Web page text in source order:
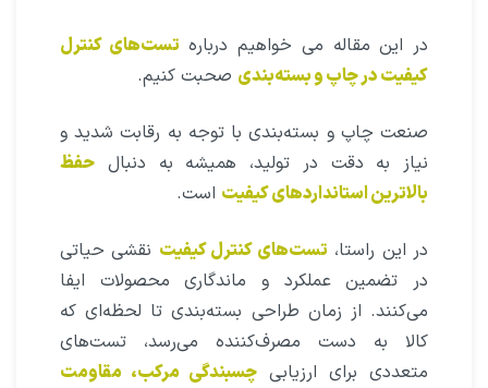
در این مقاله می خواهیم درباره تست‌های کنترل
کیفیت در چاپ و بسته‌بندی صحبت کنیم.
صنعت چاپ و بسته‌بندی با توجه به رقابت شدید و
نیاز به دقت در تولید، همیشه به دنبال حفظ
بالاترین استانداردهای کیفیت است.
در این راستا، تست‌های کنترل کیفیت نقشی حیاتی
در تضمین عملکرد و ماندگاری محصولات ایفا
می‌کنند. از زمان طراحی بسته‌بندی تا لحظه‌ای که
کالا به دست مصرف‌کننده می‌رسد، تست‌های
متعددی برای ارزیابی چسبندگی مرکب، مقاومت